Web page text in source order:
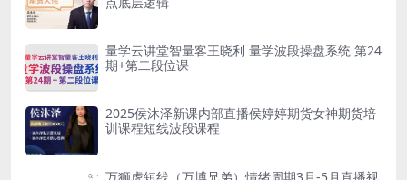
量学云讲堂智量客王晓利 量学波段操盘系统 第24
期+第二段位课
2025侯沐泽新课内部直播侯婷婷期货女神期货培
训课程短线波段课程
万狮虎短线（万博兄弟）情绪周期3月-5月直播视